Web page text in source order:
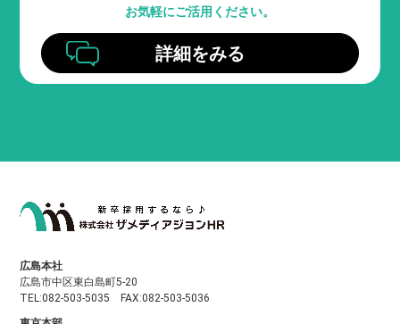
お気軽にご活用ください。
詳細をみる
広島本社
広島市中区東白島町5-20
TEL:082-503-5035 FAX:082-503-5036